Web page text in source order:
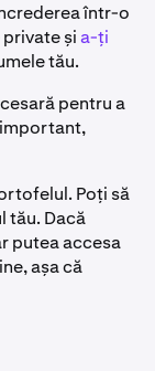
într-o
șia-ți
tău.
pentru a
Poți să
tău. Dacă
putea accesa
așa că